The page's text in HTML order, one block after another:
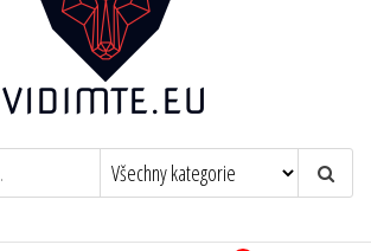
Man & Woman
Oděvy, Táboření, Military, Survival, Pro
muže i ženy